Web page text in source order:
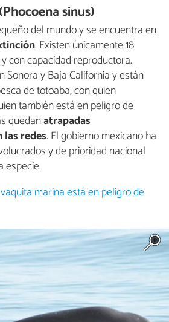
sinus)
del mundo y se encuentra en
. Existen únicamente 18
con capacidad reproductora.
Sonora y Baja California y están
de totoaba, con quien
también está en peligro de
quedanatrapadas
redes. El gobierno mexicano ha
y de prioridad nacional
especie.
marina está en peligro de